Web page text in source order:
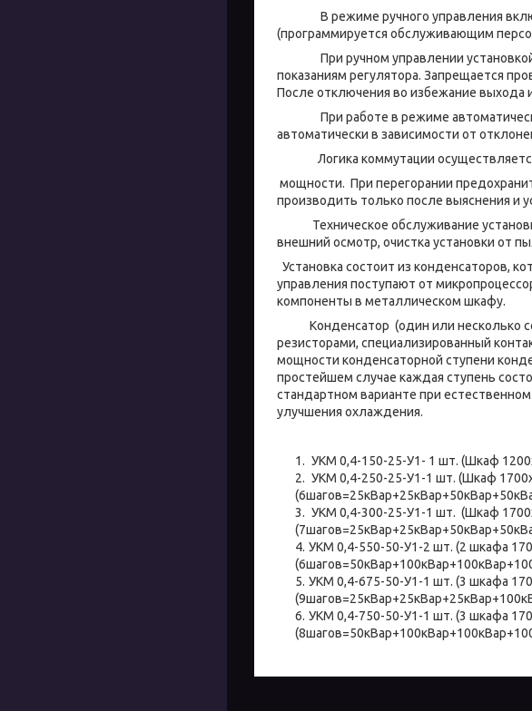
В режиме ручного управления
(программируется обслуживающим
При ручном управлении установкой
показаниям регулятора. Запрещается
После отключения во избежание выхода
При работе в режиме
автоматически в зависимости от
Логика коммутации осуществляется
мощности. При перегорании
производить только после выяснения и
Техническое обслуживание
внешний осмотр, очистка установки от
Установка состоит из конденсаторов,
управления поступают от
компоненты в металлическом шкафу.
Конденсатор (один или несколько
резисторами, специализированный
мощности конденсаторной ступени
простейшем случае каждая ступень
стандартном варианте при
улучшения охлаждения.
УКМ 0,4-150-25-У1- 1 шт. (Шкаф
УКМ 0,4-250-25-У1-1 шт. (Шкаф
УКМ 0,4-300-25-У1-1 шт. (Шкаф
УКМ 0,4-550-50-У1-2 шт. (2 шкафа
УКМ 0,4-675-50-У1-1 шт. (3 шкафа
УКМ 0,4-750-50-У1-1 шт. (3 шкафа